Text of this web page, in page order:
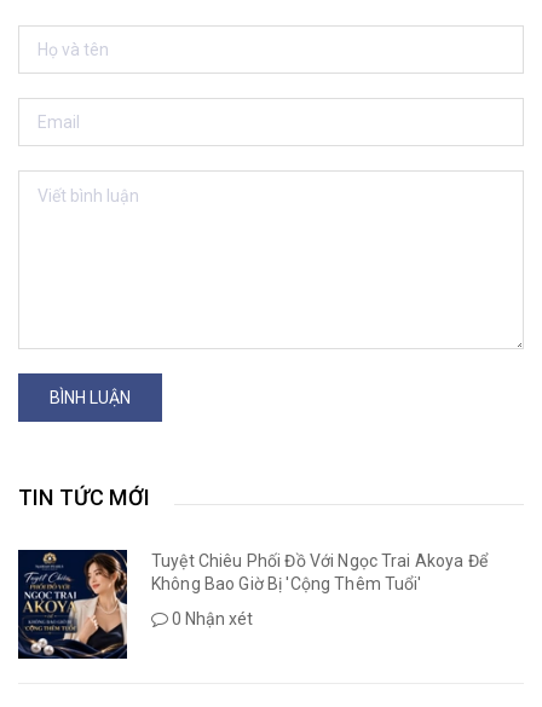
BÌNH LUẬN
TIN TỨC MỚI
Tuyệt Chiêu Phối Đồ Với Ngọc Trai Akoya Để
Không Bao Giờ Bị 'Cộng Thêm Tuổi'
0 Nhận xét